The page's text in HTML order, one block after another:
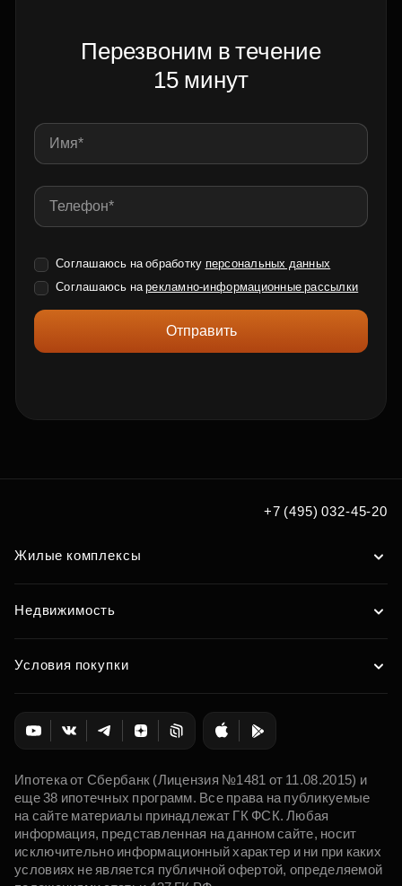
Перезвоним в течение
15 минут
Соглашаюсь на обработку персональных данных
Соглашаюсь нарекламно-информационные рассылки
Отправить
+7 (495) 032-45-20
Жилые комплексы
Недвижимость
Условия покупки
Ипотека от Сбербанк (Лицензия №1481 от 11.08.2015) и
еще 38 ипотечных программ. Все права на публикуемые
на сайте материалы принадлежат ГК ФСК. Любая
информация, представленная на данном сайте, носит
исключительно информационный характер и ни при каких
условиях не является публичной офертой, определяемой